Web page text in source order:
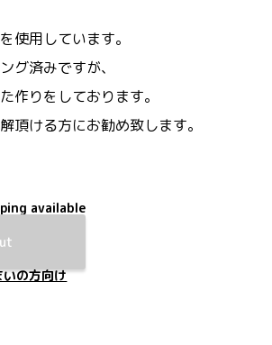
使用しています。
グ済みですが、
作りをしております。
頂ける方にお勧め致します。
available
の方向け